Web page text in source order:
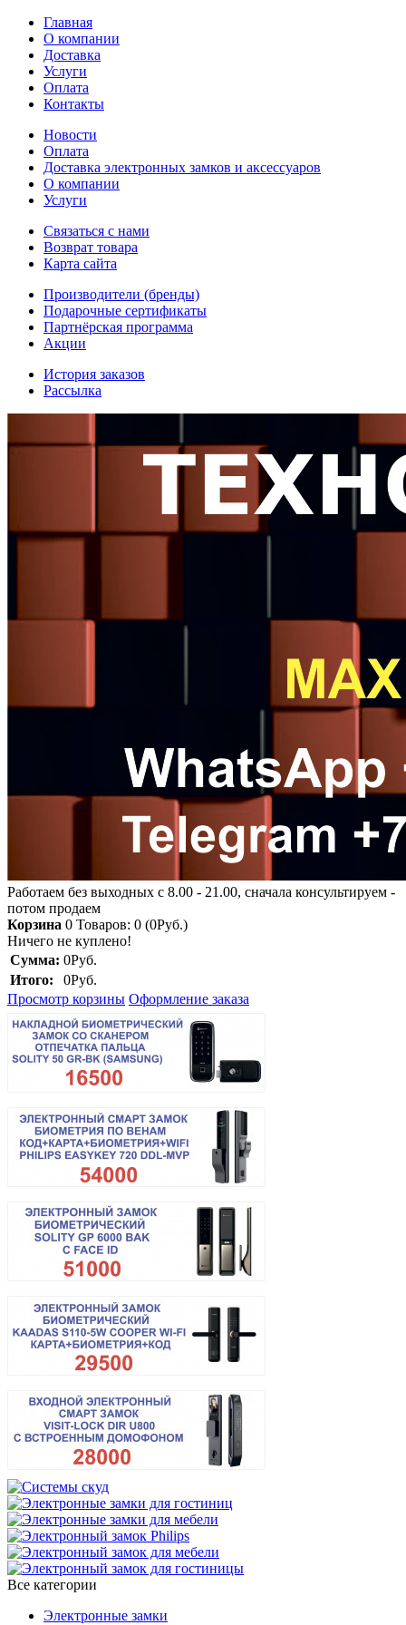
Главная
О компании
Доставка
Услуги
Оплата
Контакты
Новости
Оплата
Доставка электронных замков и аксессуаров
О компании
Услуги
Связаться с нами
Возврат товара
Карта сайта
Производители (бренды)
Подарочные сертификаты
Партнёрская программа
Акции
История заказов
Рассылка
Работаем без выходных с 8.00 - 21.00, сначала консультируем -
потом продаем
Корзина 0 Товаров: 0 (0Руб.)
Ничего не куплено!
Сумма: 0Руб.
Итого:
0Руб.
Просмотр корзины Оформление заказа
Все категории
Электронные замки